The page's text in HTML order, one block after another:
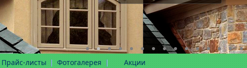
Прайс-листы Фотогалерея Акции